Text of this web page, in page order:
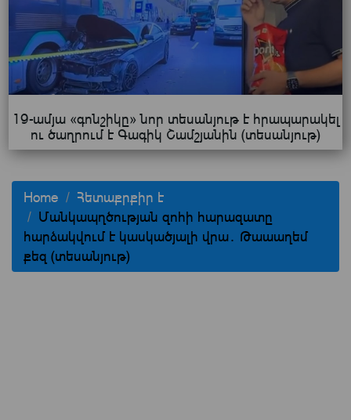
19-ամյա «գոնշիկը» նոր տեսանյութ է հրապարակել
ու ծաղրում է Գագիկ Շամշյանին (տեսանյութ)
Home
Հետաքրքիր է
Մանկապղծության զոհի հարազատը
հարձակվում է կասկածյալի վրա․ Թաաաղեմ
քեզ (տեսանյութ)